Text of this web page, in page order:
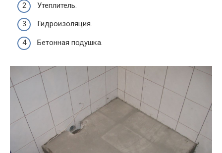
Утеплитель.
Гидроизоляция.
Бетонная подушка.